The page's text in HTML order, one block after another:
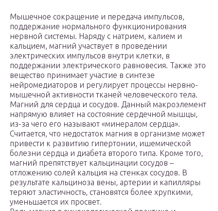
Мышечное сокращение и передача импульсов,
поддержание нормального функционирования
нервной системы. Наряду с натрием, калием и
кальцием, магний участвует в проведении
электрических импульсов внутри клетки, в
поддержании электрического равновесия. Также это
вещество принимает участие в синтезе
нейромедиаторов и регулирует процессы нервно-
мышечной активности тканей человеческого тела.
Магний для сердца и сосудов. Данный макроэлемент
напрямую влияет на состояние сердечной мышцы,
из-за чего его называют «минералом сердца».
Считается, что недостаток магния в организме может
привести к развитию гипертонии, ишемической
болезни сердца и диабета второго типа. Кроме того,
магний препятствует кальцинации сосудов –
отложению солей кальция на стенках сосудов. В
результате кальциноза вены, артерии и капилляры
теряют эластичность, становятся более хрупкими,
уменьшается их просвет.